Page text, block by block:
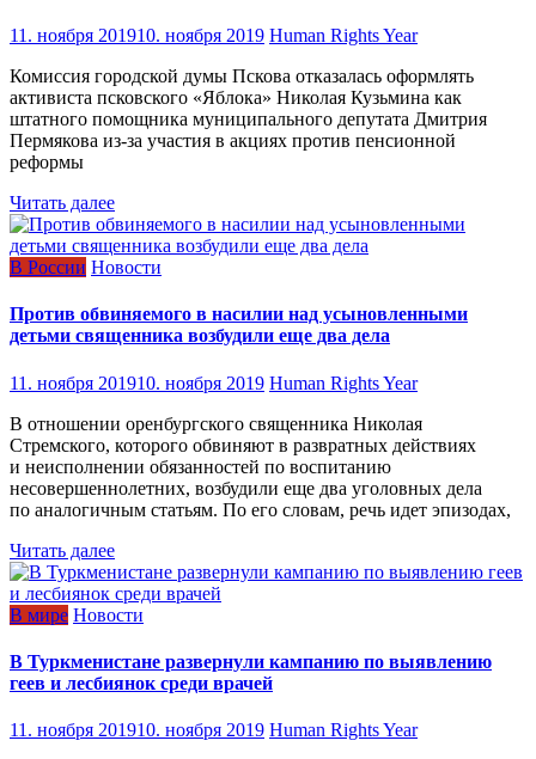
11. ноября 201910. ноября 2019 Human Rights Year
Комиссия городской думы Пскова отказалась оформлять
активиста псковского «Яблока» Николая Кузьмина как
штатного помощника муниципального депутата Дмитрия
Пермякова из-за участия в акциях против пенсионной
реформы
Читать далее
В России Новости
Против обвиняемого в насилии над усыновленными
детьми священника возбудили еще два дела
11. ноября 201910. ноября 2019 Human Rights Year
В отношении оренбургского священника Николая
Стремского, которого обвиняют в развратных действиях
и неисполнении обязанностей по воспитанию
несовершеннолетних, возбудили еще два уголовных дела
по аналогичным статьям. По его словам, речь идет эпизодах,
Читать далее
В мире Новости
В Туркменистане развернули кампанию по выявлению
геев и лесбиянок среди врачей
11. ноября 201910. ноября 2019 Human Rights Year